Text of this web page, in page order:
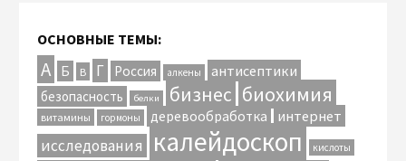
ОСНОВНЫЕ ТЕМЫ:
А Б В Г Россия алкены антисептики
безопасность белки бизнес биохимия
витамины гормоны деревообработка интернет
исследования калейдоскоп кислоты